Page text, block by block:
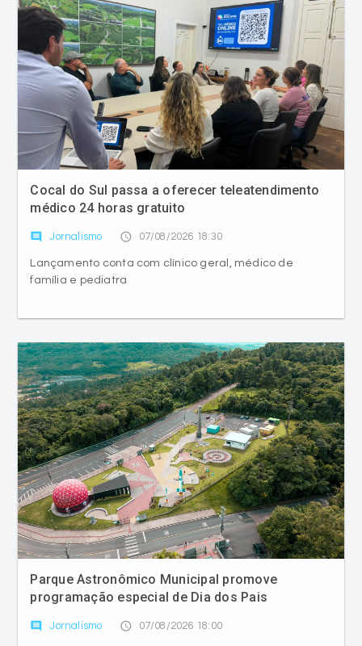
Cocal do Sul passa a oferecer teleatendimento
médico 24 horas gratuito
comment Jornalismo access_time 07/08/2026 18:30
Lançamento conta com clínico geral, médico de
família e pediatra
Parque Astronômico Municipal promove
programação especial de Dia dos Pais
comment Jornalismo access_time 07/08/2026 18:00